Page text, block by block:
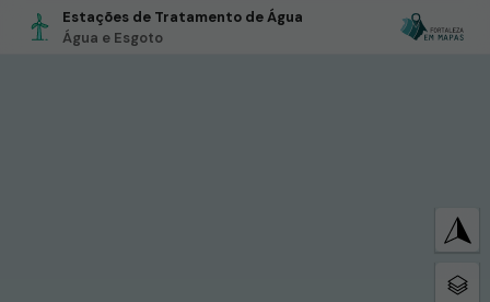
Estações de Tratamento de Água
Água e Esgoto